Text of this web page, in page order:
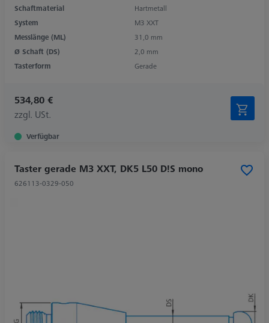
Schaftmaterial
Hartmetall
System
M3 XXT
Messlänge (ML)
31,0 mm
Ø Schaft (DS)
2,0 mm
Tasterform
Gerade
534,80 €
zzgl. USt.
Verfügbar
Taster gerade M3 XXT, DK5 L50 D!S mono
626113-0329-050